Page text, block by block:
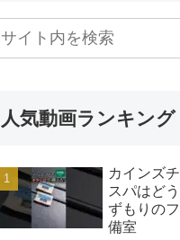
人気動画ランキング
カインズ
スパはど
ずもりの
備室